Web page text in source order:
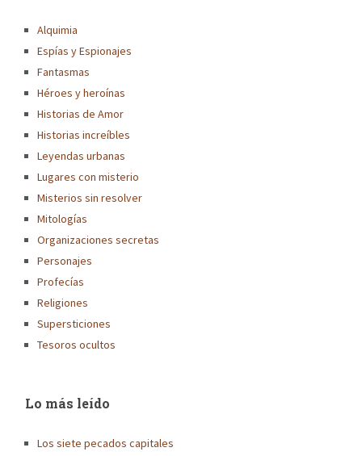
Alquimia
Espías y Espionajes
Fantasmas
Héroes y heroínas
Historias de Amor
Historias increíbles
Leyendas urbanas
Lugares con misterio
Misterios sin resolver
Mitologías
Organizaciones secretas
Personajes
Profecías
Religiones
Supersticiones
Tesoros ocultos
Lo más leído
Los siete pecados capitales